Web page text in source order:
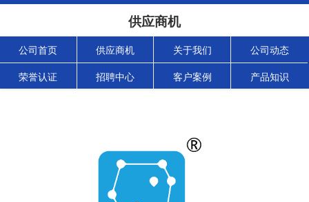
供应商机
公司首页 供应商机 关于我们 公司动态
荣誉认证 招聘中心 客户案例 产品知识